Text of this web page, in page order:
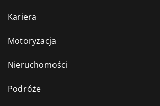
Kariera
Motoryzacja
Nieruchomości
Podróże